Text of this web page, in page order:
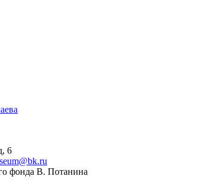
6
фонда В. Потанина